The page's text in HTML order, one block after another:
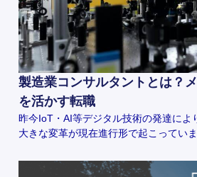
製造業コンサルタントとは？
を活かす転職
昨今IoT・AI等デジタル技術の発達によ
大きな変革が現在進行形で起こってい